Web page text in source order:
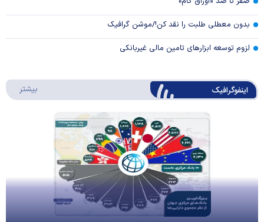
بدون معطلی طلبت را نقد کن!/موشن گرافیک
لزوم توسعه ابزارهای تامین مالی غیربانکی
اینفوگرافیک بیشتر